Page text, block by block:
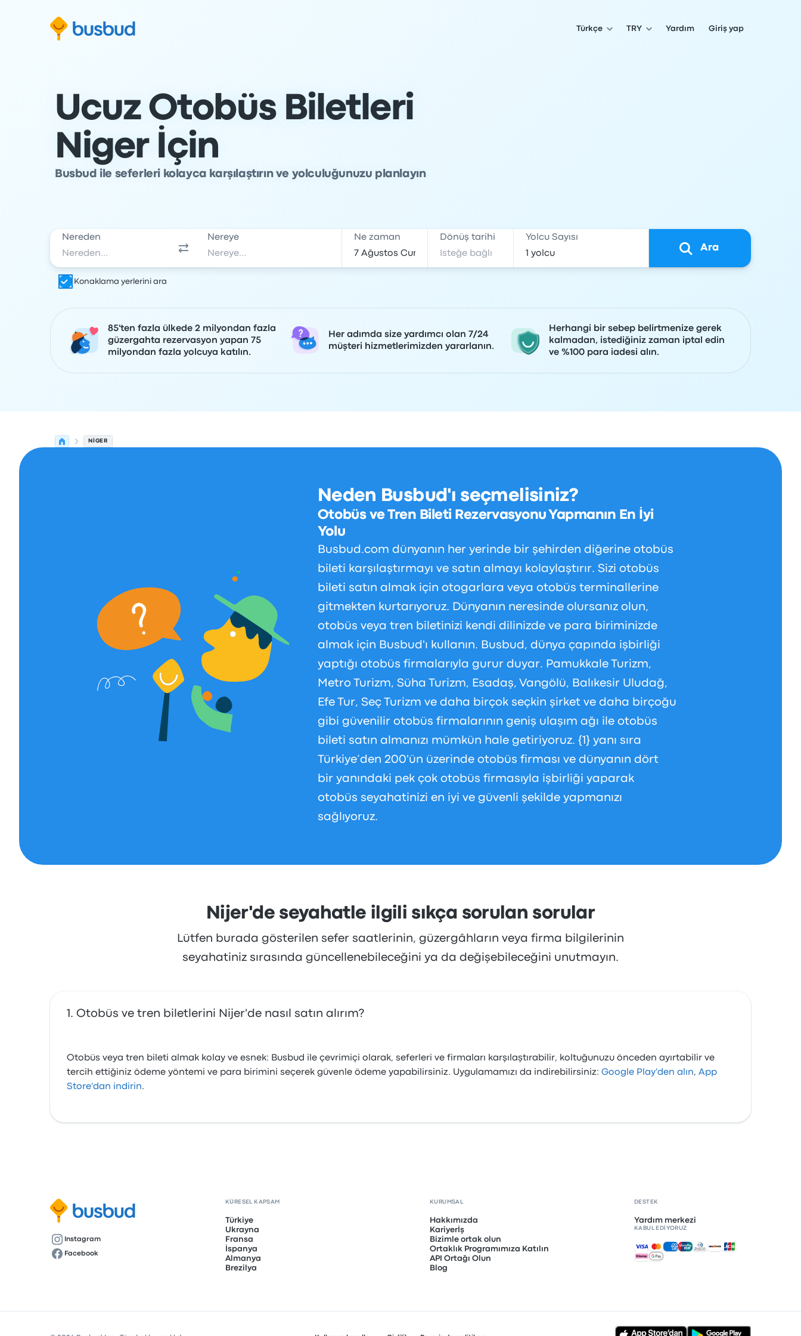
Arama formuna geç
İçeriğe geç
Alt bilgiye geç
Türkçe TRY Yardım Giriş yap
Ucuz Otobüs Biletleri
Niger İçin
Busbud ile seferleri kolayca karşılaştırın ve yolculuğunuzu planlayın
Nereden Nereye Ne zaman Dönüş tarihi Yolcu Sayısı
Ara
Konaklama yerlerini ara
85'ten fazla ülkede 2 milyondan fazla
güzergahta rezervasyon yapan 75
milyondan fazla yolcuya katılın.
Her adımda size yardımcı olan 7/24
müşteri hizmetlerimizden yararlanın.
Herhangi bir sebep belirtmenize gerek
kalmadan, istediğiniz zaman iptal edin
ve %100 para iadesi alın.
NIGER
Neden Busbud'ı seçmelisiniz?
Otobüs ve Tren Bileti Rezervasyonu Yapmanın En İyi
Yolu
Busbud.com dünyanın her yerinde bir şehirden diğerine otobüs
bileti karşılaştırmayı ve satın almayı kolaylaştırır. Sizi otobüs
bileti satın almak için otogarlara veya otobüs terminallerine
gitmekten kurtarıyoruz. Dünyanın neresinde olursanız olun,
otobüs veya tren biletinizi kendi dilinizde ve para biriminizde
almak için Busbud'ı kullanın. Busbud, dünya çapında işbirliği
yaptığı otobüs firmalarıyla gurur duyar. Pamukkale Turizm,
Metro Turizm, Süha Turizm, Esadaş, Vangölü, Balıkesir Uludağ,
Efe Tur, Seç Turizm ve daha birçok seçkin şirket ve daha birçoğu
gibi güvenilir otobüs firmalarının geniş ulaşım ağı ile otobüs
bileti satın almanızı mümkün hale getiriyoruz. {1} yanı sıra
Türkiye’den 200'ün üzerinde otobüs firması ve dünyanın dört
bir yanındaki pek çok otobüs firmasıyla işbirliği yaparak
otobüs seyahatinizi en iyi ve güvenli şekilde yapmanızı
sağlıyoruz.
Nijer'de seyahatle ilgili sıkça sorulan sorular
Lütfen burada gösterilen sefer saatlerinin, güzergâhların veya firma bilgilerinin
seyahatiniz sırasında güncellenebileceğini ya da değişebileceğini unutmayın.
Otobüs ve tren biletlerini Nijer'de nasıl satın alırım?
Otobüs veya tren bileti almak kolay ve esnek: Busbud ile çevrimiçi olarak, seferleri ve firmaları karşılaştırabilir, koltuğunuzu önceden ayırtabilir ve
tercih ettiğiniz ödeme yöntemi ve para birimini seçerek güvenle ödeme yapabilirsiniz. Uygulamamızı da indirebilirsiniz: Google Play'den alın, App
Store'dan indirin.
Instagram
Facebook
KÜRESEL KAPSAM
Türkiye
Ukrayna
Fransa
İspanya
Almanya
Brezilya
KURUMSAL
Hakkımızda
Kariyerİş
Bizimle ortak olun
Ortaklık Programımıza Katılın
API Ortağı Olun
Blog
DESTEK
Yardım merkezi
KABUL EDIYORUZ
Kabul edilen ödemeler